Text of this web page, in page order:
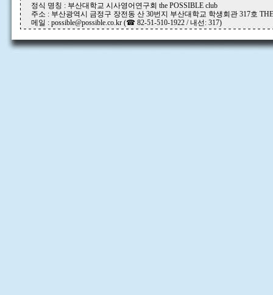
정식 명칭 : 부산대학교 시사영어연구회 the POSSIBLE club
주소 : 부산광역시 금정구 장전동 산 30번지 부산대학교 학생회관 317호
메일 : possible@possible.co.kr (☎ 82-51-510-1922 / 내선: 317)